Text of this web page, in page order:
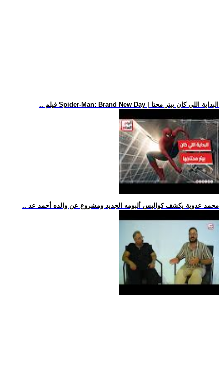
.. فيلم Spider-Man: Brand New Day | البداية اللي كان بيتر محتا
.. محمد عدوية يكشف كواليس ألبومه الجديد ومشروع عن والده أحمد عد